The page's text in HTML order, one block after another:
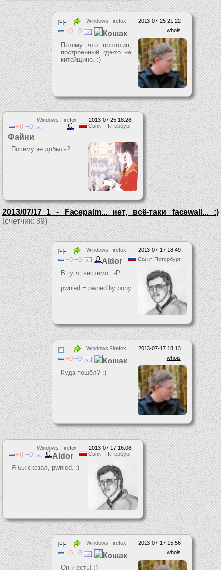
2013-07-25 21:22
Windows Firefox
whois
0 0 Кошак
Потому что прототип,
построенный где-то на
китайщине. :)
2013-07-25 18:28
Windows Firefox
Санкт-Петербург
0 0
Файни
Почему не добыть?
2013/07/17_1 - Facepalm... нет, всё-таки facewall... :)
(счетчик: 39)
2013-07-17 18:49
Windows Firefox
Санкт-Петербург
0 0 Aldor
В гугл, вестимо. :-P
pwnied = pwned by pony
2013-07-17 18:13
Windows Firefox
whois
0 0 Кошак
Куда пошёл? :)
2013-07-17 16:08
Windows Firefox
Санкт-Петербург
0 0 Aldor
Я бы сказал, pwnied. :)
2013-07-17 15:56
Windows Firefox
whois
0 0 Кошак
Он и есть! :)